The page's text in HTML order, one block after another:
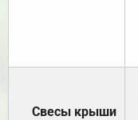
Свесы крыши